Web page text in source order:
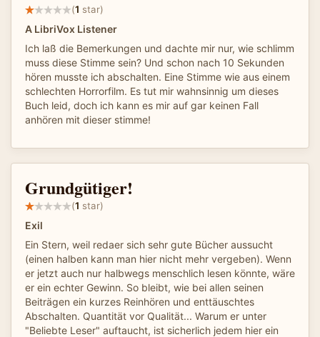
(1 star)
A LibriVox Listener
Ich laß die Bemerkungen und dachte mir nur, wie schlimm
muss diese Stimme sein? Und schon nach 10 Sekunden
hören musste ich abschalten. Eine Stimme wie aus einem
schlechten Horrorfilm. Es tut mir wahnsinnig um dieses
Buch leid, doch ich kann es mir auf gar keinen Fall
anhören mit dieser stimme!
Grundgütiger!
(1 star)
Exil
Ein Stern, weil redaer sich sehr gute Bücher aussucht
(einen halben kann man hier nicht mehr vergeben). Wenn
er jetzt auch nur halbwegs menschlich lesen könnte, wäre
er ein echter Gewinn. So bleibt, wie bei allen seinen
Beiträgen ein kurzes Reinhören und enttäuschtes
Abschalten. Quantität vor Qualität... Warum er unter
"Beliebte Leser" auftaucht, ist sicherlich jedem hier ein